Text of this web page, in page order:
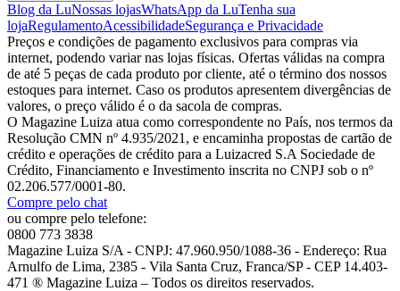
Blog da LuNossas lojasWhatsApp da LuTenha sua
lojaRegulamentoAcessibilidadeSegurança e Privacidade
Preços e condições de pagamento exclusivos para compras via
internet, podendo variar nas lojas físicas. Ofertas válidas na compra
de até 5 peças de cada produto por cliente, até o término dos nossos
estoques para internet. Caso os produtos apresentem divergências de
valores, o preço válido é o da sacola de compras.
O Magazine Luiza atua como correspondente no País, nos termos da
Resolução CMN nº 4.935/2021, e encaminha propostas de cartão de
crédito e operações de crédito para a Luizacred S.A Sociedade de
Crédito, Financiamento e Investimento inscrita no CNPJ sob o nº
02.206.577/0001-80.
Compre pelo chat
ou compre pelo telefone:
0800 773 3838
Magazine Luiza S/A - CNPJ: 47.960.950/1088-36 - Endereço: Rua
Arnulfo de Lima, 2385 - Vila Santa Cruz, Franca/SP - CEP 14.403-
471 ® Magazine Luiza – Todos os direitos reservados.